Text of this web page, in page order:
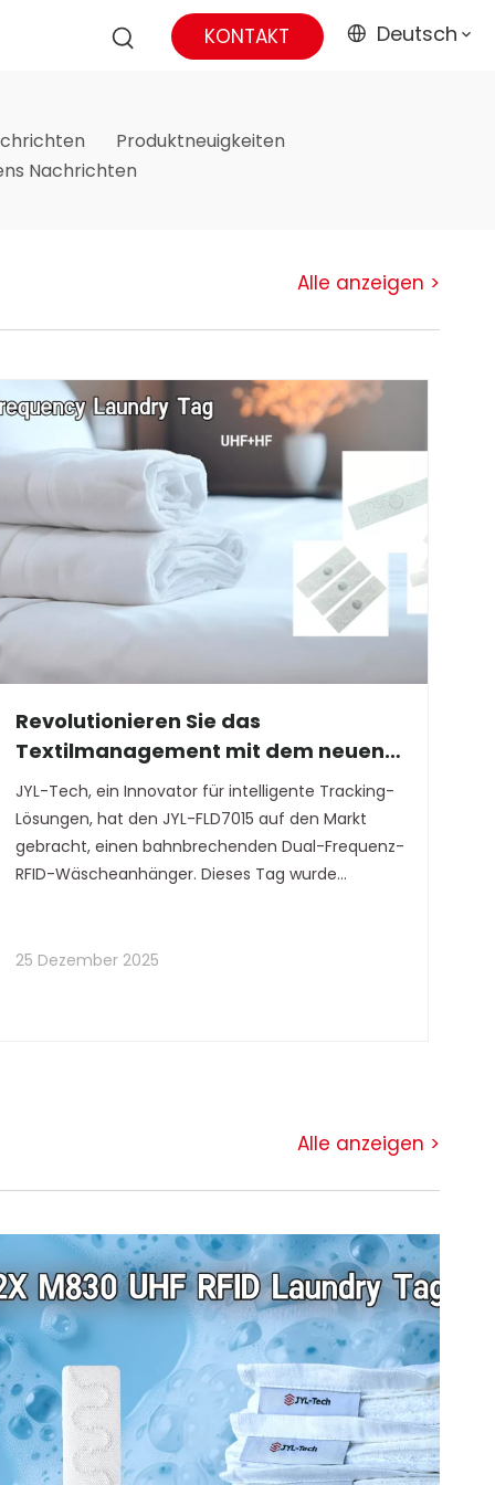
KONTAKT Deutsch
Produktneuigkeiten
Nachrichten
Alle anzeigen >
Revolutionieren Sie das
Textilmanagement mit dem neuen
Dual-Frequenz-RFID-Wäscheetikett
von JYL-Tech
JYL-Tech, ein Innovator für intelligente Tracking-
Lösungen, hat den JYL-FLD7015 auf den Markt
gebracht, einen bahnbrechenden Dual-Frequenz-
RFID-Wäscheanhänger. Dieses Tag wurde
transformieren und ermöglicht Branchen wie
25 Dezember 2025
Alle anzeigen >